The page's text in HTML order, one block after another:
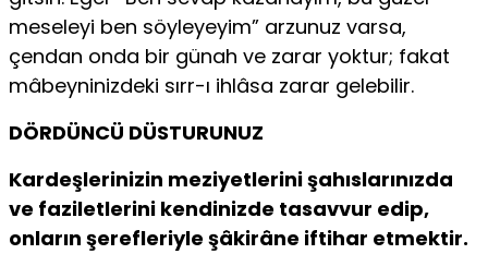
meseleyi ben söyleyeyim” arzunuz varsa,
çendan onda bir günah ve zarar yoktur; fakat
mâbeyninizdeki sırr-ı ihlâsa zarar gelebilir.
DÖRDÜNCÜ DÜSTURUNUZ
Kardeşlerinizin meziyetlerini şahıslarınızda
ve faziletlerini kendinizde tasavvur edip,
onların şerefleriyle şâkirâne iftihar etmektir.